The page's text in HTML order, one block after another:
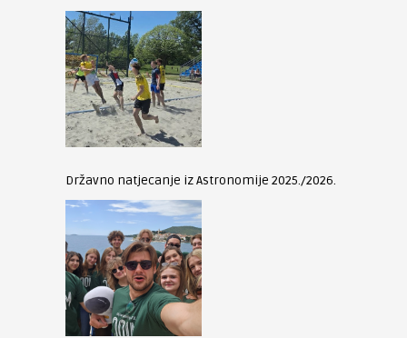
Državno natjecanje iz Astronomije 2025./2026.